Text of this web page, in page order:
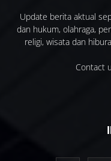
Update berita aktual
dan hukum, olahraga,
religi, wisata dan
Contact